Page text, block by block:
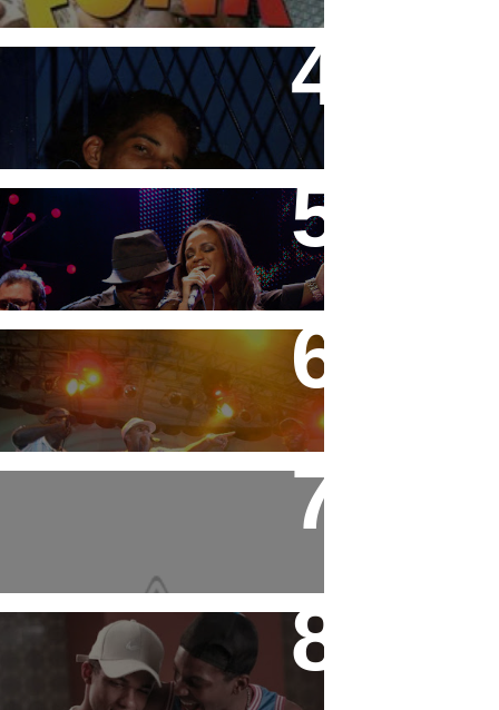
Teco e Buzunga
DVD "Tudo é Festa" MC
Marcinho
Festa do MC Galo - 11/09/08
História de Claudinho e
Buchecha vira filme, 20 anos